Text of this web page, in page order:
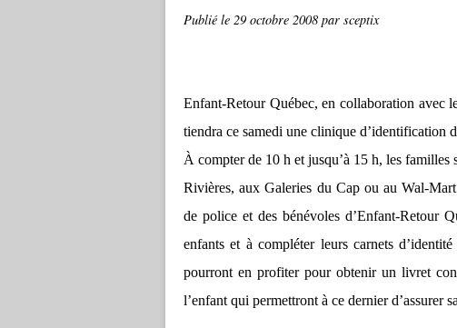
Publié le 29 octobre 2008 par sceptix
Enfant-Retour Québec, en collaboration avec
tiendra ce samedi une clinique d’identification
À compter de 10 h et jusqu’à 15 h, les
Rivières, aux Galeries du Cap ou au Wal-
de police et des bénévoles d’Enfant-Retour
enfants et à compléter leurs carnets
pourront en profiter pour obtenir un livret
l’enfant qui permettront à ce dernier d’assurer